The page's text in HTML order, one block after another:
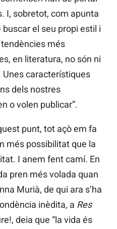
I, sobretot, com apunta
buscar el seu propi estil i
més
en literatura, no són ni
Unes característiques
dels nostres
o volen publicar”.
punt, tot açò em fa
més possibilitat que la
I anem fent camí. En
pren més volada quan
Murià, de qui ara s’ha
inèdita, a Res
deia que “la vida és